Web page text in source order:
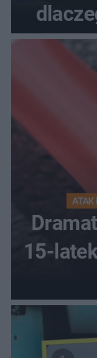
ATAK
15-